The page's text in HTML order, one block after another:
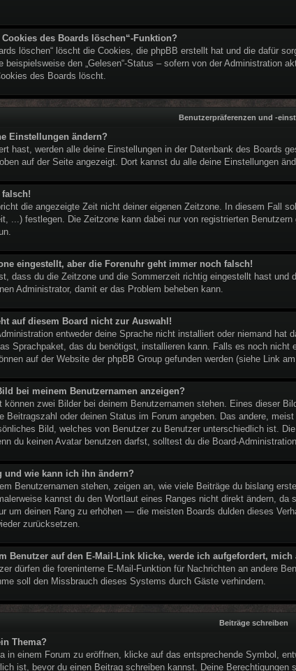
des Boards löschen“-Funktion?
löschen“ löscht die Cookies, die phpBB erstellt hat und die dafür
beispielsweise den „Gelesen“-Status – sofern von der Administration
des Boards löscht.
Benutzerpräferenzen und -
Einstellungen ändern?
hast, werden alle deine Einstellungen in der Datenbank des Boards
auf der Seite angezeigt. Dort kannst du alle deine Einstellungen
die angezeigte Zeit nicht deiner eigenen Zeitzone. In diesem Fall
...) festlegen. Die Zeitzone kann dabei nur von registrierten
eingestellt, aber die Forenuhr geht immer noch falsch!
dass du die Zeitzone und die Sommerzeit richtig eingestellt hast
Administrator, damit er das Problem beheben kann.
auf diesem Board nicht zur Auswahl!
entweder deine Sprache nicht installiert oder niemand hat
Sprachpaket, das du benötigst, installieren kann. Falls es noch
auf der Website der phpBB Group gefunden werden (siehe Link
bei meinem Benutzernamen anzeigen?
können zwei Bilder bei deinem Benutzernamen stehen. Eines dieser
Beitragszahl oder deinen Status im Forum angeben. Das andere,
Bild, welches von Benutzer zu Benutzer unterschiedlich ist.
du keinen Avatar benutzen darfst, solltest du die Board-
und wie kann ich ihn ändern?
Benutzernamen stehen, zeigen an, wie viele Beiträge du bislang
kannst du den Wortlaut eines Ranges nicht direkt ändern,
um deinen Rang zu erhöhen — die meisten Boards dulden dieses
zurücksetzen.
Benutzer auf den E-Mail-Link klicke, werde ich aufgefordert, mich
dürfen die foreninterne E-Mail-Funktion für Nachrichten an andere
soll den Missbrauch dieses Systems durch Gäste verhindern.
Beiträge schreiben
Thema?
in einem Forum zu eröffnen, klicke auf das entsprechende Symbol,
ist, bevor du einen Beitrag schreiben kannst. Deine